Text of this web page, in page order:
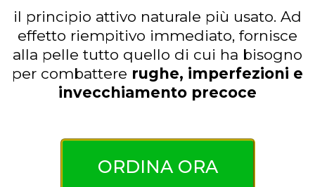
il principio attivo naturale più usato. Ad
effetto riempitivo immediato, fornisce
alla pelle tutto quello di cui ha bisogno
per combattere rughe, imperfezioni e
invecchiamento precoce
ORDINA ORA